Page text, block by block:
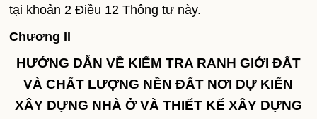
tại khoản 2 Điều 12 Thông tư này.
Chương II
HƯỚNG DẪN VỀ KIỂM TRA RANH GIỚI ĐẤT
VÀ CHẤT LƯỢNG NỀN ĐẤT NƠI DỰ KIẾN
XÂY DỰNG NHÀ Ở VÀ THIẾT KẾ XÂY DỰNG